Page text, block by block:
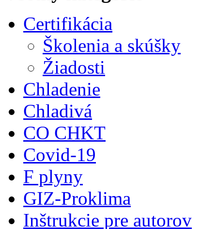
Certifikácia
Školenia a skúšky
Žiadosti
Chladenie
Chladivá
CO CHKT
Covid-19
F plyny
GIZ-Proklima
Inštrukcie pre autorov